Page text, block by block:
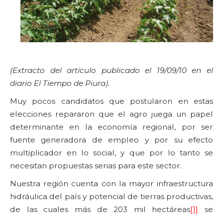
(Extracto del artículo publicado el 19/09/10 en el
diario El Tiempo de Piura).
Muy pocos candidatos que postularon en estas
elecciones repararon que el agro juega un papel
determinante en la economía regional, por ser
fuente generadora de empleo y por su efecto
multiplicador en lo social, y que por lo tanto se
necesitan propuestas serias para este sector.
Nuestra región cuenta con la mayor infraestructura
hidráulica del país y potencial de tierras productivas,
de las cuales más de 203 mil hectáreas[1]
se